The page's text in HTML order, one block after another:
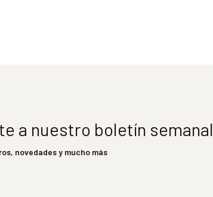
a nuestro boletín semanal
novedades y mucho más